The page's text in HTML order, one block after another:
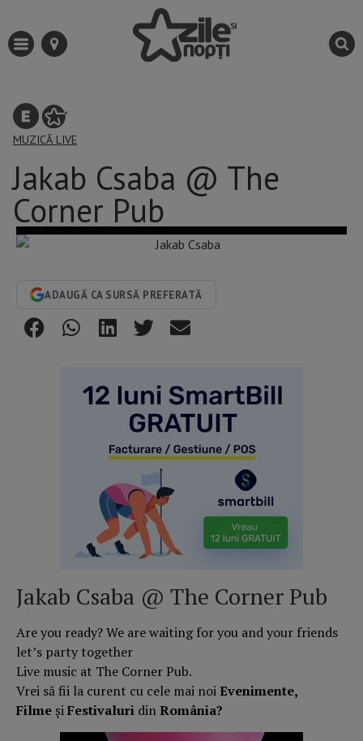
MUZICĂ LIVE
Jakab Csaba @ The
Corner Pub
ADAUGĂ CA SURSĂ PREFERATĂ
Jakab Csaba @ The Corner Pub
Are you ready? We are waiting for you and your friends
let’s party together
Live music at The Corner Pub.
Vrei să fii la curent cu cele mai noiEvenimente,
Filme șiFestivaluri dinRomânia?